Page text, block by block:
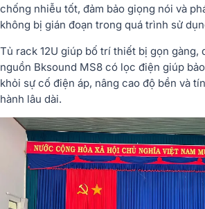
chống nhiễu tốt, đảm bảo giọng nói và
không bị gián đoạn trong quá trình sử
Tủ rack 12U giúp bố trí thiết bị gọn gàng,
nguồn Bksound MS8 có lọc điện giúp
khỏi sự cố điện áp, nâng cao độ bền và
hành lâu dài.